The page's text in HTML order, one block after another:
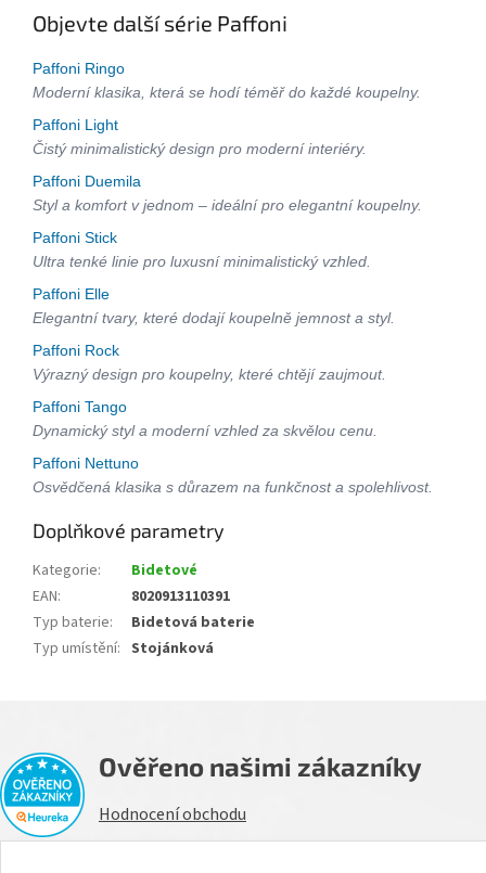
Objevte další série Paffoni
Paffoni Ringo
Moderní klasika, která se hodí téměř do každé koupelny.
Paffoni Light
Čistý minimalistický design pro moderní interiéry.
Paffoni Duemila
Styl a komfort v jednom – ideální pro elegantní koupelny.
Paffoni Stick
Ultra tenké linie pro luxusní minimalistický vzhled.
Paffoni Elle
Elegantní tvary, které dodají koupelně jemnost a styl.
Paffoni Rock
Výrazný design pro koupelny, které chtějí zaujmout.
Paffoni Tango
Dynamický styl a moderní vzhled za skvělou cenu.
Paffoni Nettuno
Osvědčená klasika s důrazem na funkčnost a spolehlivost.
Doplňkové parametry
Kategorie:
Bidetové
EAN:
8020913110391
Typ baterie:
Bidetová baterie
Typ umístění: Stojánková
Ověřeno našimi zákazníky
Hodnocení obchodu